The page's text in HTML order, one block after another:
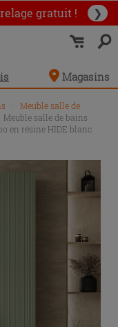
gratuit ! ❯
Magasins
Meuble salle de
Meuble salle de bains
en résine HIDE blanc